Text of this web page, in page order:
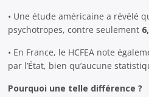
• Une étude américaine a révélé
psychotropes, contre seulement
• En France, le HCFEA note
par l’État, bien qu’aucune
Pourquoi une telle différence ?